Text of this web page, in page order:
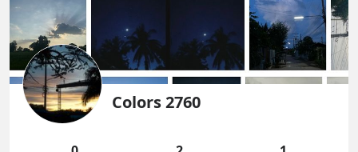
Colors 2760